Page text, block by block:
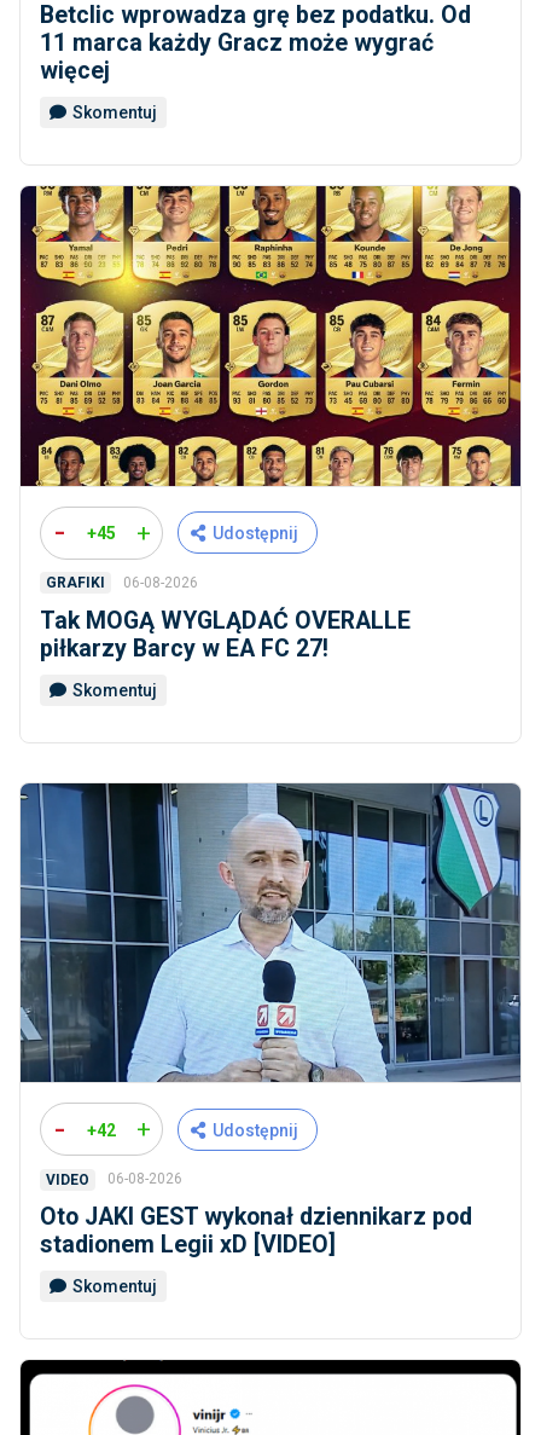
Betclic wprowadza grę bez podatku. Od
11 marca każdy Gracz może wygrać
więcej
Skomentuj
- +45 + Udostępnij
GRAFIKI 06-08-2026
Tak MOGĄ WYGLĄDAĆ OVERALLE
piłkarzy Barcy w EA FC 27!
Skomentuj
- +42 + Udostępnij
VIDEO 06-08-2026
Oto JAKI GEST wykonał dziennikarz pod
stadionem Legii xD [VIDEO]
Skomentuj